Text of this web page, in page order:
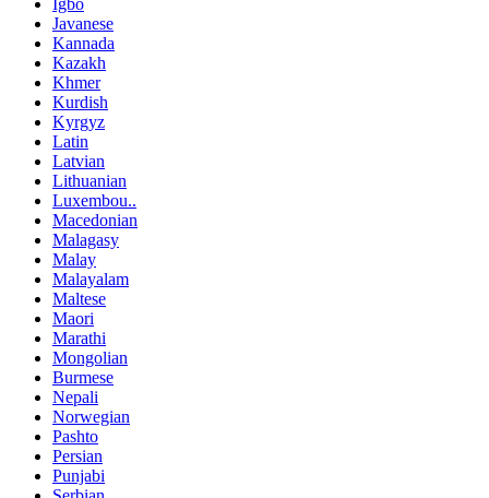
Igbo
Javanese
Kannada
Kazakh
Khmer
Kurdish
Kyrgyz
Latin
Latvian
Lithuanian
Luxembou..
Macedonian
Malagasy
Malay
Malayalam
Maltese
Maori
Marathi
Mongolian
Burmese
Nepali
Norwegian
Pashto
Persian
Punjabi